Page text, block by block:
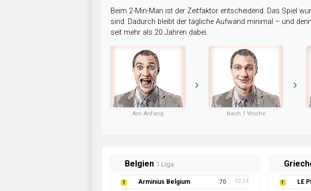
Beim 2-Min-Man ist der Zeitfaktor entscheidend. Das Spiel
sind. Dadurch bleibt der tägliche Aufwand minimal – und
seit mehr als 20 Jahren dabei.
Am Anfang Nach 1 Woche
Belgien 1.Liga
1 Arminius Belgium 70 92:24 1 LE